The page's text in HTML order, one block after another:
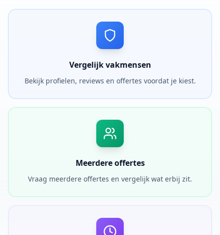
Vergelijk vakmensen
Bekijk profielen, reviews en offertes voordat je kiest.
Meerdere offertes
Vraag meerdere offertes en vergelijk wat erbij zit.